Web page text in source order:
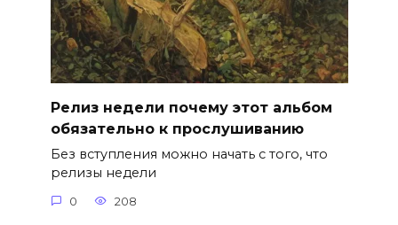
Релиз недели почему этот альбом
обязательно к прослушиванию
Без вступления можно начать с того, что
релизы недели
0 208